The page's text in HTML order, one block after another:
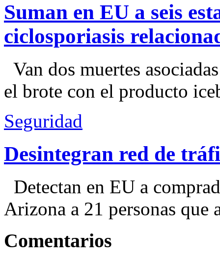
Suman en EU a seis
ciclosporiasis
Van dos muertes
el brote con el producto
Seguridad
Desintegran red de
Detectan en EU a
Arizona a 21 personas que
Comentarios